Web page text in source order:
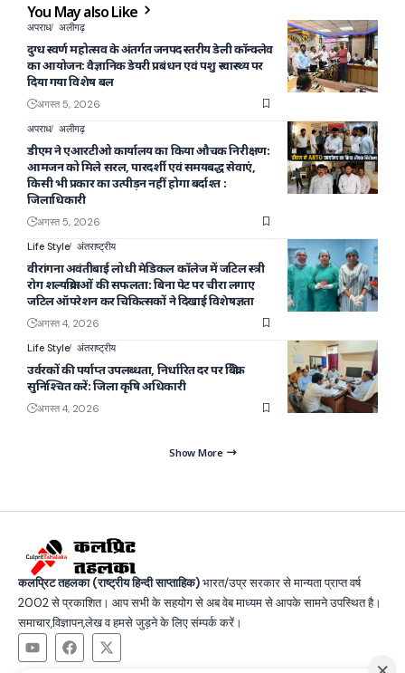
You May also Like
अपराध अलीगढ़
दुग्ध स्वर्ण महोत्सव के अंतर्गत जनपद स्तरीय डेली कॉन्क्लेव
का आयोजन: वैज्ञानिक डेयरी प्रबंधन एवं पशु स्वास्थ्य पर
दिया गया विशेष बल
अगस्त 5, 2026
अपराध अलीगढ़
डीएम ने एआरटीओ कार्यालय का किया औचक निरीक्षण:
आमजन को मिले सरल, पारदर्शी एवं समयबद्ध सेवाएं,
किसी भी प्रकार का उत्पीड़न नहीं होगा बर्दाश्त :
जिलाधिकारी
अगस्त 5, 2026
Life Style अंतराष्ट्रीय
वीरांगना अवंतीबाई लोधी मेडिकल कॉलेज में जटिल स्त्री
रोग शल्यक्रियाओं की सफलता: बिना पेट पर चीरा लगाए
जटिल ऑपरेशन कर चिकित्सकों ने दिखाई विशेषज्ञता
अगस्त 4, 2026
Life Style अंतराष्ट्रीय
उर्वरकों की पर्याप्त उपलब्धता, निर्धारित दर पर बिक्री
सुनिश्चित करें: जिला कृषि अधिकारी
अगस्त 4, 2026
Show More
कलप्रिट तहलका (राष्ट्रीय हिन्दी साप्ताहिक)भारत/उप्र सरकार से मान्यता प्राप्त वर्ष
2002 से प्रकाशित। आप सभी के सहयोग से अब वेब माध्यम से आपके सामने उपस्थित है।
समाचार,विज्ञापन,लेख व हमसे जुड़ने के लिए संम्पर्क करें।